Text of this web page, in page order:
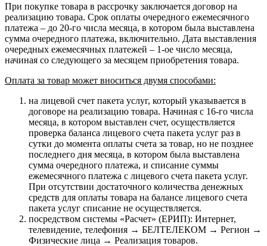
При покупке товара в рассрочку заключается договор на
реализацию товара. Срок оплаты очередного ежемесячного
платежа – до 20-го числа месяца, в котором была выставлена
сумма очередного платежа, включительно. Дата выставления
очередных ежемесячных платежей – 1-ое число месяца,
начиная со следующего за месяцем приобретения товара.
Оплата за товар может вноситься двумя способами:
на лицевой счет пакета услуг, который указывается в
договоре на реализацию товара. Начиная с 16-го числа
месяца, в котором выставлен счет, осуществляется
проверка баланса лицевого счета пакета услуг раз в
сутки до момента оплаты счета за товар, но не позднее
последнего дня месяца, в котором была выставлена
сумма очередного платежа, и списание суммы
ежемесячного платежа с лицевого счета пакета услуг.
При отсутствии достаточного количества денежных
средств для оплаты товара на балансе лицевого счета
пакета услуг списание не осуществляется.
посредством системы «Расчет» (ЕРИП): Интернет,
телевидение, телефония → БЕЛТЕЛЕКОМ → Регион →
Физические лица → Реализация товаров.